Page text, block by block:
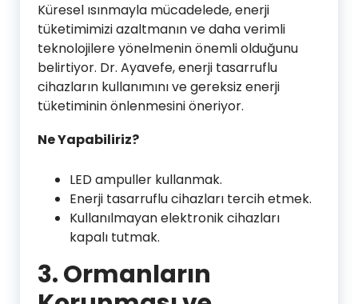
Küresel ısınmayla mücadelede, enerji
tüketimimizi azaltmanın ve daha verimli
teknolojilere yönelmenin önemli olduğunu
belirtiyor. Dr. Ayavefe, enerji tasarruflu
cihazların kullanımını ve gereksiz enerji
tüketiminin önlenmesini öneriyor.
Ne Yapabiliriz?
LED ampuller kullanmak.
Enerji tasarruflu cihazları tercih etmek.
Kullanılmayan elektronik cihazları
kapalı tutmak.
3.Ormanların